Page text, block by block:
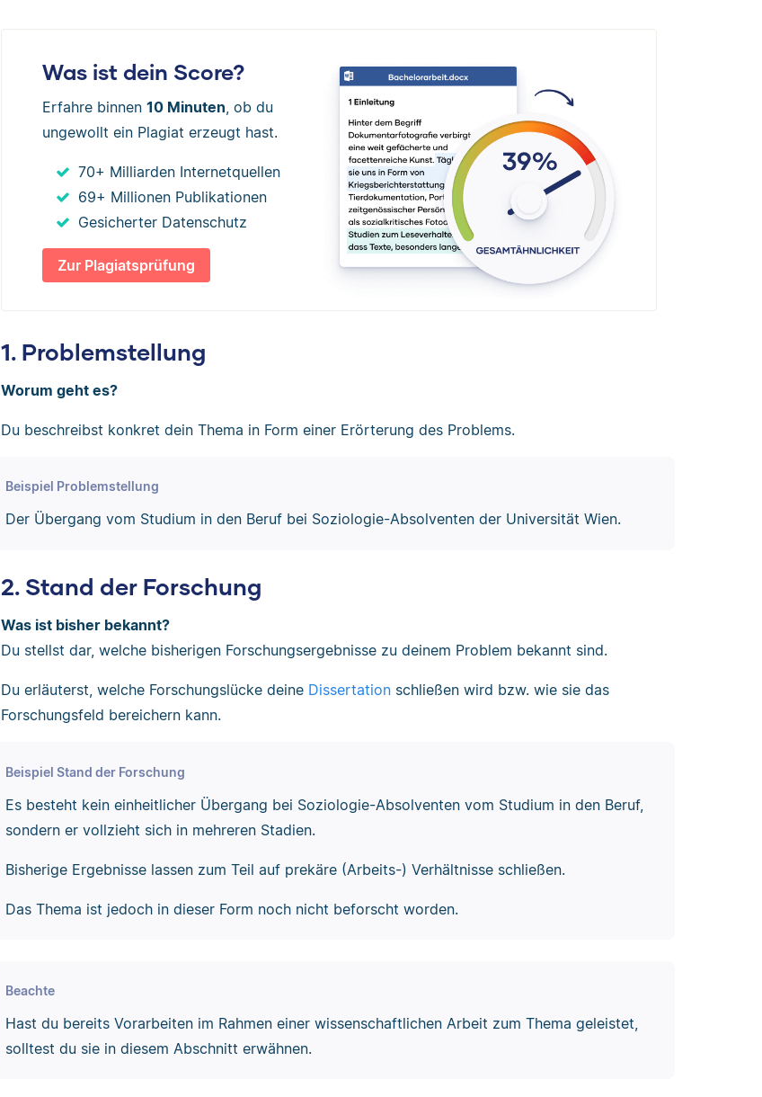
Was ist dein Score?
Erfahre binnen 10 Minuten, ob du
ungewollt ein Plagiat erzeugt hast.
70+ Milliarden Internetquellen
69+ Millionen Publikationen
Gesicherter Datenschutz
Zur Plagiatsprüfung
1. Problemstellung
Worum geht es?
Du beschreibst konkret dein Thema in Form einer Erörterung des Problems.
Beispiel Problemstellung
Der Übergang vom Studium in den Beruf bei Soziologie-Absolventen der Universität Wien.
2. Stand der Forschung
Was ist bisher bekannt?
Du stellst dar, welche bisherigen Forschungsergebnisse zu deinem Problem bekannt sind.
Du erläuterst, welche Forschungslücke deine Dissertation schließen wird bzw. wie sie das
Forschungsfeld bereichern kann.
Beispiel Stand der Forschung
Es besteht kein einheitlicher Übergang bei Soziologie-Absolventen vom Studium in den Beruf,
sondern er vollzieht sich in mehreren Stadien.
Bisherige Ergebnisse lassen zum Teil auf prekäre (Arbeits-) Verhältnisse schließen.
Das Thema ist jedoch in dieser Form noch nicht beforscht worden.
Beachte
Hast du bereits Vorarbeiten im Rahmen einer wissenschaftlichen Arbeit zum Thema geleistet,
solltest du sie in diesem Abschnitt erwähnen.